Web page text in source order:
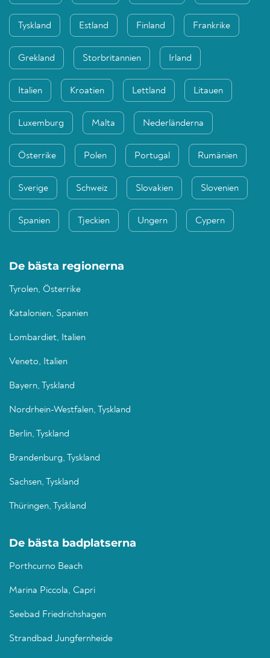
Tyskland Estland Finland Frankrike
Grekland Storbritannien Irland
Italien Kroatien Lettland Litauen
Luxemburg Malta Nederländerna
Österrike Polen Portugal Rumänien
Sverige Schweiz Slovakien Slovenien
Spanien Tjeckien Ungern Cypern
De bästa regionerna
Tyrolen, Österrike
Katalonien, Spanien
Lombardiet, Italien
Veneto, Italien
Bayern, Tyskland
Nordrhein-Westfalen, Tyskland
Berlin, Tyskland
Brandenburg, Tyskland
Sachsen, Tyskland
Thüringen, Tyskland
De bästa badplatserna
Porthcurno Beach
Marina Piccola, Capri
Seebad Friedrichshagen
Strandbad Jungfernheide